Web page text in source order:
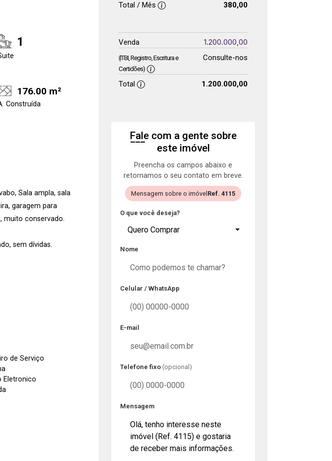
1
176.00 m²
Construída
Sala ampla, sala
garagem para
muito conservado.
sem dívidas.
de Serviço
Eletronico
Total / Mês
380,00
Venda 1.200.000,00
(ITBI, Registro, Escritura e
Certidões)
Consulte-nos
Total 1.200.000,00
Fale com a gente sobre
este imóvel
Preencha os campos abaixo e
retornamos o seu contato em breve.
Mensagem sobre o imóvel Ref. 4115
O que você deseja?
Quero Comprar
Nome
Celular / WhatsApp
E-mail
Telefone fixo (opcional)
Mensagem